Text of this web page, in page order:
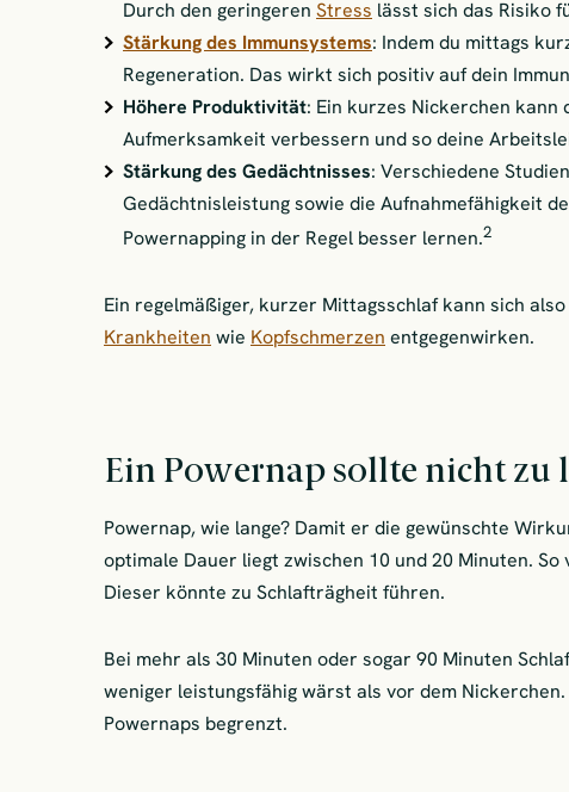
Durch den geringeren Stress lässt sich das Risiko
Stärkung des Immunsystems: Indem du mittags
Regeneration. Das wirkt sich positiv auf dein
Höhere Produktivität: Ein kurzes Nickerchen
Aufmerksamkeit verbessern und so deine
Stärkung des Gedächtnisses: Verschiedene
Gedächtnisleistung sowie die Aufnahmefähigkeit
Powernapping in der Regel besser lernen.2
Ein regelmäßiger, kurzer Mittagsschlaf kann sich
Krankheiten wie Kopfschmerzen entgegenwirken.
Ein Powernap sollte nicht zu
Powernap, wie lange? Damit er die gewünschte
optimale Dauer liegt zwischen 10 und 20 Minuten.
Dieser könnte zu Schlafträgheit führen.
Bei mehr als 30 Minuten oder sogar 90 Minuten
weniger leistungsfähig wärst als vor dem
Powernaps begrenzt.